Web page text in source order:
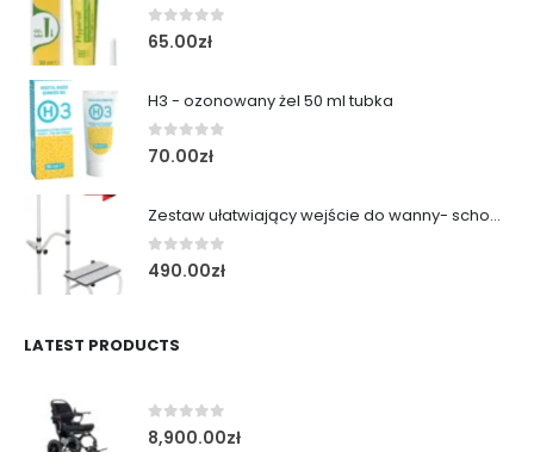
0out of 5
65.00zł
H3 - ozonowany żel 50 ml tubka
0out of 5
70.00zł
Zestaw ułatwiający wejście do wanny- schodek z poręczą
0out of 5
490.00zł
LATEST PRODUCTS
0out of 5
8,900.00zł